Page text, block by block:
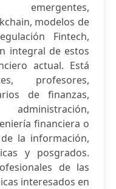
emergentes,
modelos de
Fintech,
integral de estos
actual. Está
profesores,
de finanzas,
financiera o
la información,
y posgrados.
de las
interesados en